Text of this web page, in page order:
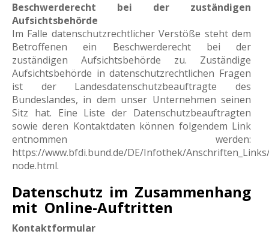
Beschwerderecht bei der zuständigen
Aufsichtsbehörde
Im Falle datenschutzrechtlicher Verstöße steht dem
Betroffenen ein Beschwerderecht bei der
zuständigen Aufsichtsbehörde zu. Zuständige
Aufsichtsbehörde in datenschutzrechtlichen Fragen
ist der Landesdatenschutzbeauftragte des
Bundeslandes, in dem unser Unternehmen seinen
Sitz hat. Eine Liste der Datenschutzbeauftragten
sowie deren Kontaktdaten können folgendem Link
entnommen werden:
https://www.bfdi.bund.de/DE/Infothek/
node.html.
Datenschutz im Zusammenhang
mit Online-Auftritten
Kontaktformular